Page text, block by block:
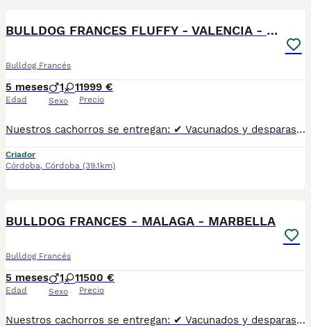
BULLDOG FRANCES FLUFFY - VALENCIA - ENTREGA
Bulldog Francés
5 meses
Edad
1 1
Sexo
1999 €
Precio
Nuestros cachorros se entregan: ✔ Vacunados y desparasitados según su edad. ✔ Con microchip y cartilla veterinaria al día. ✔ Revisados veterinariamente antes de la entrega. ✔ Procedentes de líneas cuidadosamente seleccionadas por salud, morfología y carácter. ✔ Con una excelente socialización desde pequeños y habituados al contacto diario con personas. ✔ Iniciados en el aprendizaje para hacer sus necesidades en empapador, facilitando su adaptación al nuevo hogar. ✔ Con asesoramiento antes y después de la entrega para ayudarte en todo lo que necesites.Realizamos entregas en Sevilla, Málaga, Cádiz, Córdoba, Granada, Jaén, Huelva y Almería, además de ciudades como Marbella, Jerez de la Frontera, Algeciras, Estepona, Fuengirola, Benalmádena, Mijas, Torremolinos, Dos Hermanas, Antequera y cualquier otro punto de Andalucía. 🚚 Entrega 100% a contrarreembolso. No tendrás que pagar el cachorro por adelantado. Lo recibes en la puerta de tu casa y podrás comprobar que todo está correcto antes de realizar el pago.610864702
Criador
Córdoba, Córdoba (39.1km)
BULLDOG FRANCES - MALAGA - MARBELLA
Bulldog Francés
5 meses
Edad
1 1
Sexo
1500 €
Precio
Nuestros cachorros se entregan: ✔ Vacunados y desparasitados según su edad. ✔ Con microchip y cartilla veterinaria al día. ✔ Revisados veterinariamente antes de la entrega. ✔ Procedentes de líneas cuidadosamente seleccionadas por salud, morfología y carácter. ✔ Con una excelente socialización desde pequeños y habituados al contacto diario con personas. ✔ Iniciados en el aprendizaje para hacer sus necesidades en empapador, facilitando su adaptación al nuevo hogar. ✔ Con asesoramiento antes y después de la entrega para ayudarte en todo lo que necesites.Realizamos entregas en Sevilla, Málaga, Cádiz, Córdoba, Granada, Jaén, Huelva y Almería, además de ciudades como Marbella, Jerez de la Frontera, Algeciras, Estepona, Fuengirola, Benalmádena, Mijas, Torremolinos, Dos Hermanas, Antequera y cualquier otro punto de Andalucía. 🚚 Entrega 100% a contrarreembolso. No tendrás que pagar el cachorro por adelantado. Lo recibes en la puerta de tu casa y podrás comprobar que todo está correcto antes de realizar el pago.610864702 .